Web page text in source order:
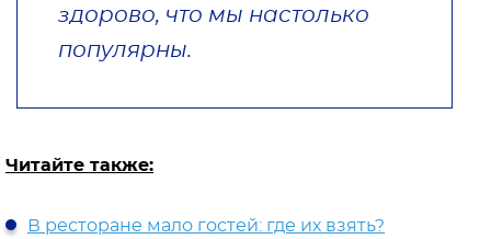
здорово, что мы настолько
популярны.
Читайте также:
В ресторане мало гостей: где их взять?